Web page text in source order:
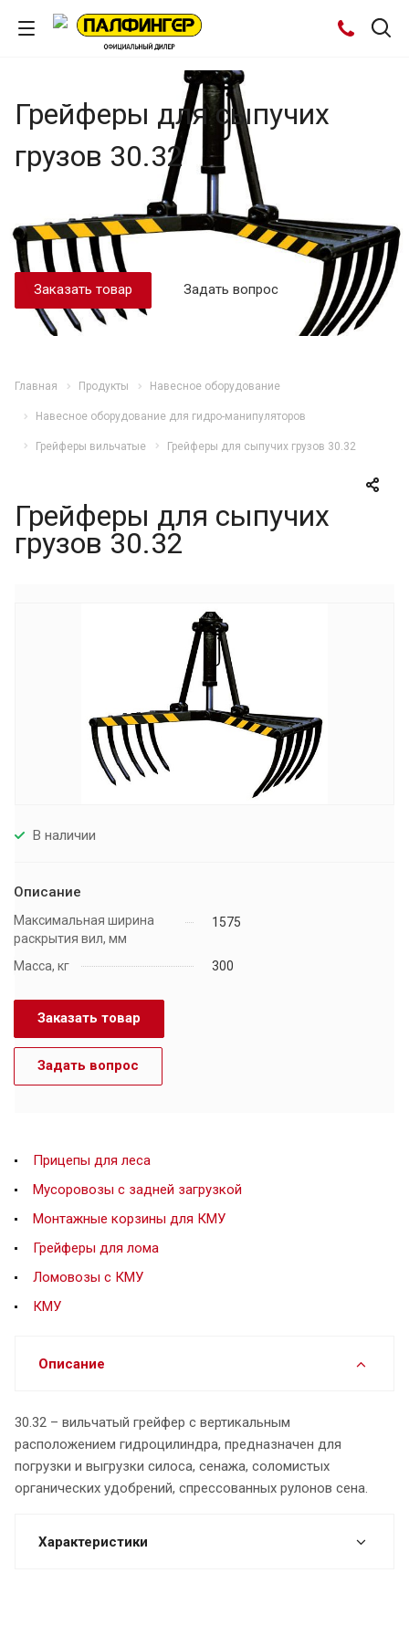
Грейферы для сыпучих
грузов 30.32
Заказать товар Задать вопрос
Главная Продукты Навесное оборудование
Навесное оборудование для гидро-манипуляторов
Грейферы вильчатые Грейферы для сыпучих грузов 30.32
Грейферы для сыпучих
грузов 30.32
В наличии
Описание
Максимальная ширина
раскрытия вил, мм
1575
Масса, кг 300
Заказать товар
Задать вопрос
Прицепы для леса
Мусоровозы с задней загрузкой
Монтажные корзины для КМУ
Грейферы для лома
Ломовозы с КМУ
КМУ
Описание
30.32 – вильчатый грейфер с вертикальным
расположением гидроцилиндра, предназначен для
погрузки и выгрузки силоса, сенажа, соломистых
органических удобрений, спрессованных рулонов сена.
Характеристики